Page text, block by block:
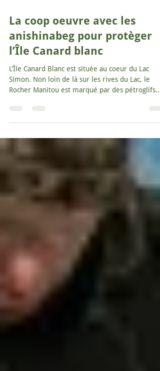
16 avr. 2014 1 min de lecture
La coop oeuvre avec les
anishinabeg pour protèger
l’Île Canard blanc
L’Île Canard Blanc est située au coeur du Lac
Rocher Manitou est marqué par des pétroglifs...